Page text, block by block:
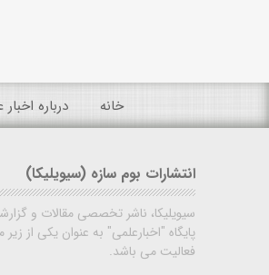
خانه درباره
انتشارات بوم سازه (سیویلیکا)
سیویلیکا، ناشر تخصصی مقالات و
پایگاه "اخبارعلمی" به عنوان یکی از
فعالیت می باشد.